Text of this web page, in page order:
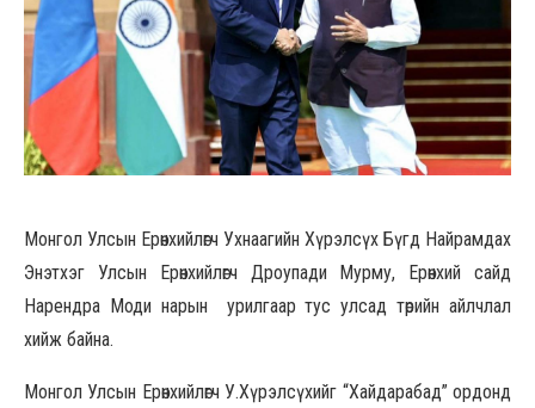
Монгол Улсын Ерөнхийлөгч Ухнаагийн Хүрэлсүх Бүгд Найрамдах
Энэтхэг Улсын Ерөнхийлөгч Дроупади Мурму, Ерөнхий сайд
Нарендра Моди нарын урилгаар тус улсад төрийн айлчлал
хийж байна.
Монгол Улсын Ерөнхийлөгч У.Хүрэлсүхийг “Хайдарабад” ордонд